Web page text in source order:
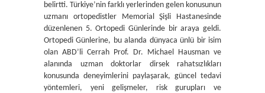
belirtti. Türkiye’nin farklı yerlerinden gelen konusunun
uzmanı ortopedistler Memorial Şişli Hastanesinde
düzenlenen 5. Ortopedi Günlerinde bir araya geldi.
Ortopedi Günlerine, bu alanda dünyaca ünlü bir isim
olan ABD’li Cerrah Prof. Dr. Michael Hausman ve
alanında uzman doktorlar dirsek rahatsızlıkları
konusunda deneyimlerini paylaşarak, güncel tedavi
yöntemleri, yeni gelişmeler, risk gurupları ve